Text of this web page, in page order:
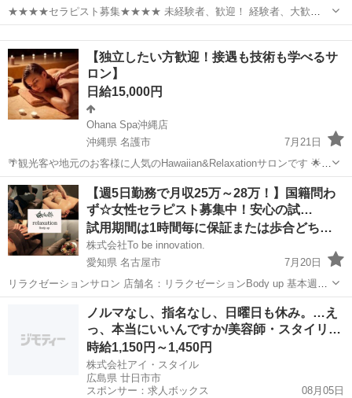
★★★★セラピスト募集★★★★ 未経験者、歓迎！ 経験者、大歓
迎！！ 麻布十番駅から徒歩30秒、 著名人がお忍びで通う隠れ家的サロ
ン♪ 美容や健康についての知識も身につき、 働きながら美しく健康に
なれるお仕事です。 ...【独立したい方歓迎！接遇も技術も学べるサ
ロン】
日給15,000円
Ohana Spa沖縄店
沖縄県 名護市
7月21日
🌴観光客や地元のお客様に人気のHawaiian&Relaxationサロンです 🌟
Google口コミ5 高評価店🌟 【名護市×マッサージ店】圧倒的口コミ数
を獲得！！ 即戦力となるご経験者様(3年以上)を、急募させてい...
沖縄 名護市 セラピスト 口コミ
【週5日勤務で月収25万～28万！】国籍問わ
ず☆女性セラピスト募集中！安心の試…
試用期間は1時間毎に保証または歩合どちらか高い方を支給
株式会社To be innovation.
愛知県 名古屋市
7月20日
リラクゼーションサロン 店舗名：リラクゼーションBody up 基本週3
日～OK(週3未満は要相談) 6時間以上勤務を推奨 10:00～23:00 シフト
自由 Wワーク・兼業OK 育児両立可能 急な子供の...
名古屋市 セラピスト スタッフ
ノルマなし、指名なし、日曜日も休み。…え
っ、本当にいいんですか/美容師・スタイリ…
時給1,150円～1,450円
株式会社アイ・スタイル
広島県 廿日市市
スポンサー：求人ボックス
08月05日